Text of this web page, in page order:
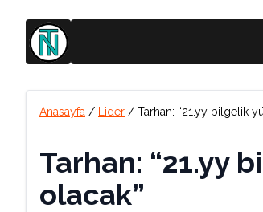
Anasayfa / Lider / Tarhan: “21.yy bilgelik
Tarhan: “21.yy
olacak”